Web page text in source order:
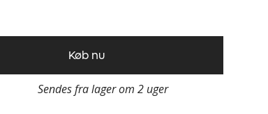
Køb nu
Sendes fra lager om 2 uger